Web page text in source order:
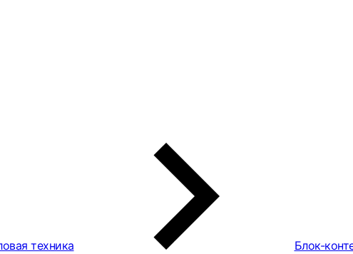
техника Блок-